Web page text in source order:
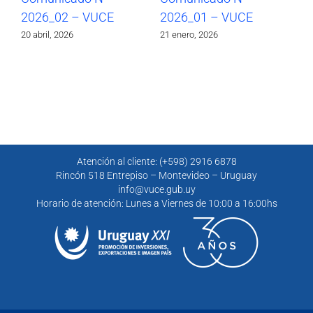
2026_02 – VUCE
20 abril, 2026
2026_01 – VUCE
21 enero, 2026
Atención al cliente: (+598) 2916 6878
Rincón 518 Entrepiso – Montevideo – Uruguay
info@vuce.gub.uy
Horario de atención: Lunes a Viernes de 10:00 a 16:00hs